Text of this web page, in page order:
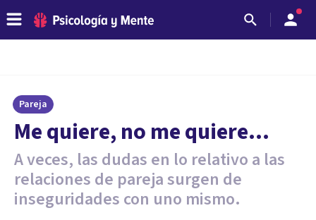
Pareja
Me quiere, no me quiere...
A veces, las dudas en lo relativo a las
relaciones de pareja surgen de
inseguridades con uno mismo.